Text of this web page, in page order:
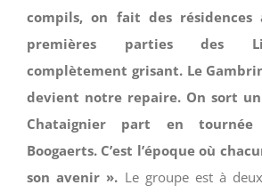
compils, on fait des résidences
premières parties des
complètement grisant. Le
devient notre repaire. On sort
Chataignier part en tournée
Boogaerts. C’est l’époque où
son avenir ». Le groupe est à